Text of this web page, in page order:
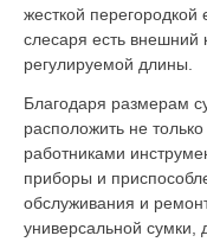
жесткой
слесаря есть
регулируемой длины.
Благодаря размерам
расположить не
работниками
приборы и
обслуживания и
универсальной сумки,